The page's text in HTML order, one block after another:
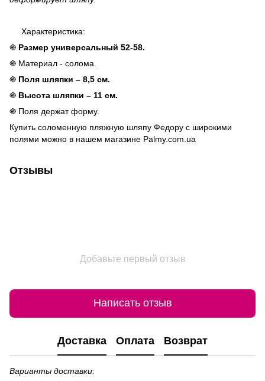
Характеристика:
֍ Размер универсальный 52-58.
֍ Материал - солома.
֍ Поля шляпки – 8,5 см.
֍ Высота шляпки – 11 см.
֍ Поля держат форму.
Купить соломенную пляжную шляпу Федору с широкими
полями можно в нашем магазине Palmy.com.ua
Отзывы
Добавьте первый отзыв
Написать отзыв
Доставка Оплата Возврат
Варианты доставки: